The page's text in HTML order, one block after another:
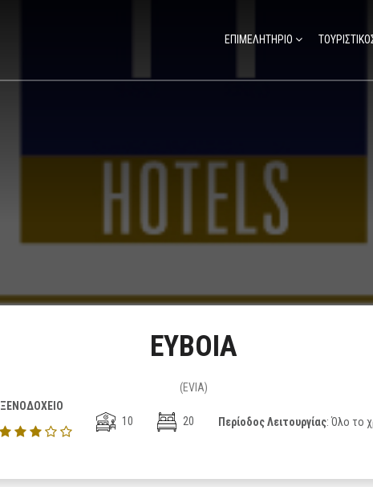
ΕΠΙΜΕΛΗΤΗΡΙΟ
ΕΥΒΟΙΑ
(EVIA)
ΞΕΝΟΔΟΧΕΙΟ
10
20 Περίοδος Λειτουργίας: Όλο το